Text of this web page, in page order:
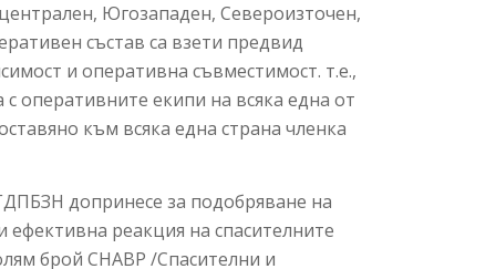
Югозападен, Североизточен,
състав са взети предвид
и оперативна съвместимост. т.е.,
оперативните екипи на всяка една от
към всяка една страна членка
допринесе за подобряване на
реакция на спасителните
брой СНАВР /Спасителни и